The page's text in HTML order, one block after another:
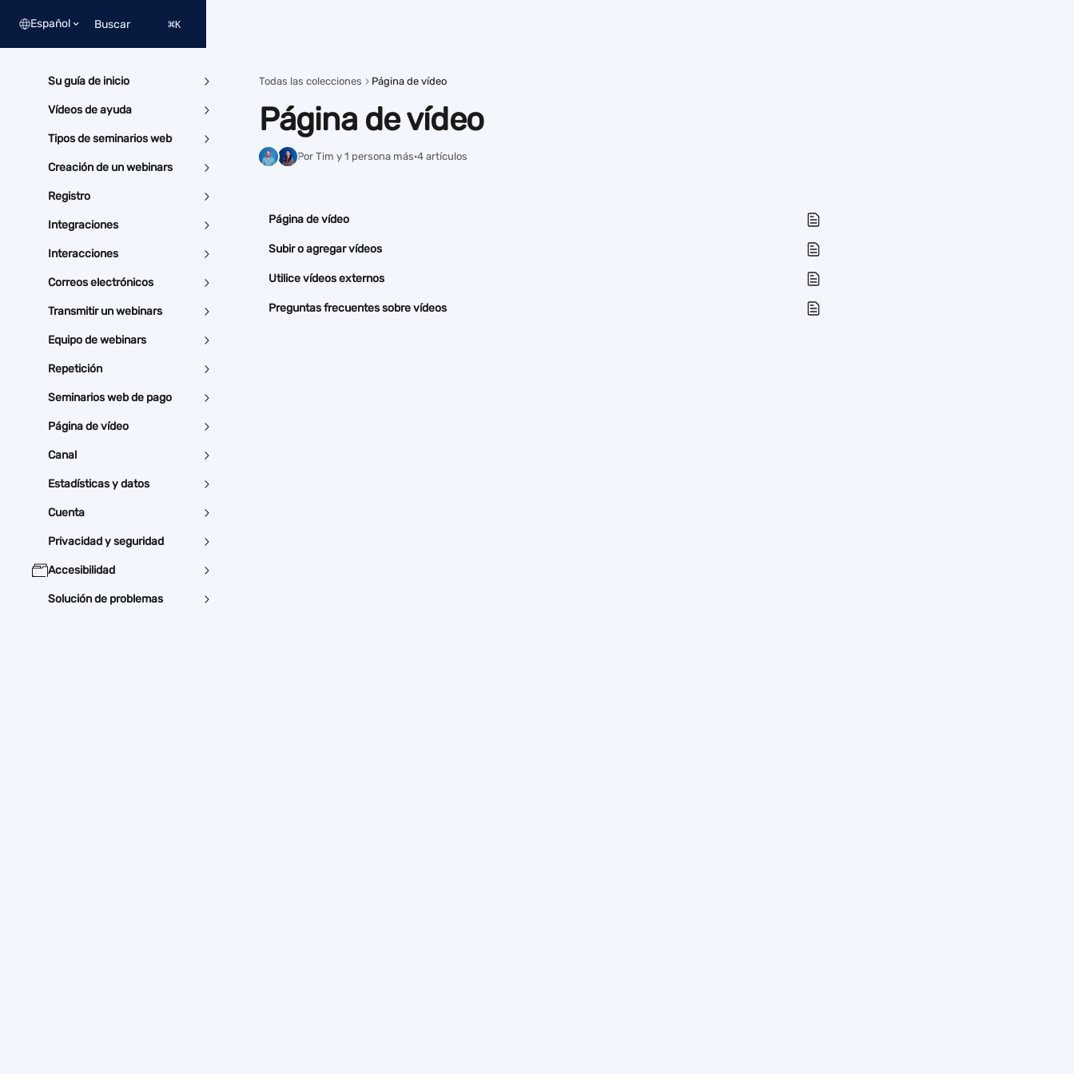
Español Buscar ⌘K
Su guía de inicio
Vídeos de ayuda
Tipos de seminarios web
Creación de un webinars
Registro
Integraciones
Interacciones
Correos electrónicos
Transmitir un webinars
Equipo de webinars
Repetición
Seminarios web de pago
Página de vídeo
Canal
Estadísticas y datos
Cuenta
Privacidad y seguridad
Accesibilidad
Solución de problemas
Todas las colecciones Página de vídeo
Página de vídeo
Por Tim y 1 persona más·4 artículos
Página de vídeo
Subir o agregar vídeos
Utilice vídeos externos
Preguntas frecuentes sobre vídeos